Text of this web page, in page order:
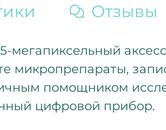
Отзывы
мегапиксельный
микропрепараты,
помощником
цифровой прибор.